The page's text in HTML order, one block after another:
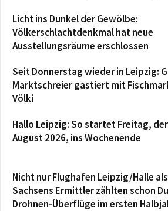
Licht ins Dunkel der Gewölbe:
Völkerschlachtdenkmal hat neue
Ausstellungsräume erschlossen
Seit Donnerstag wieder in Leipzig:
Marktschreier gastiert mit
Völki
Hallo Leipzig: So startet Freitag,
August 2026, ins Wochenende
Nicht nur Flughafen Leipzig/Halle
Sachsens Ermittler zählten schon
Drohnen-Überflüge im ersten